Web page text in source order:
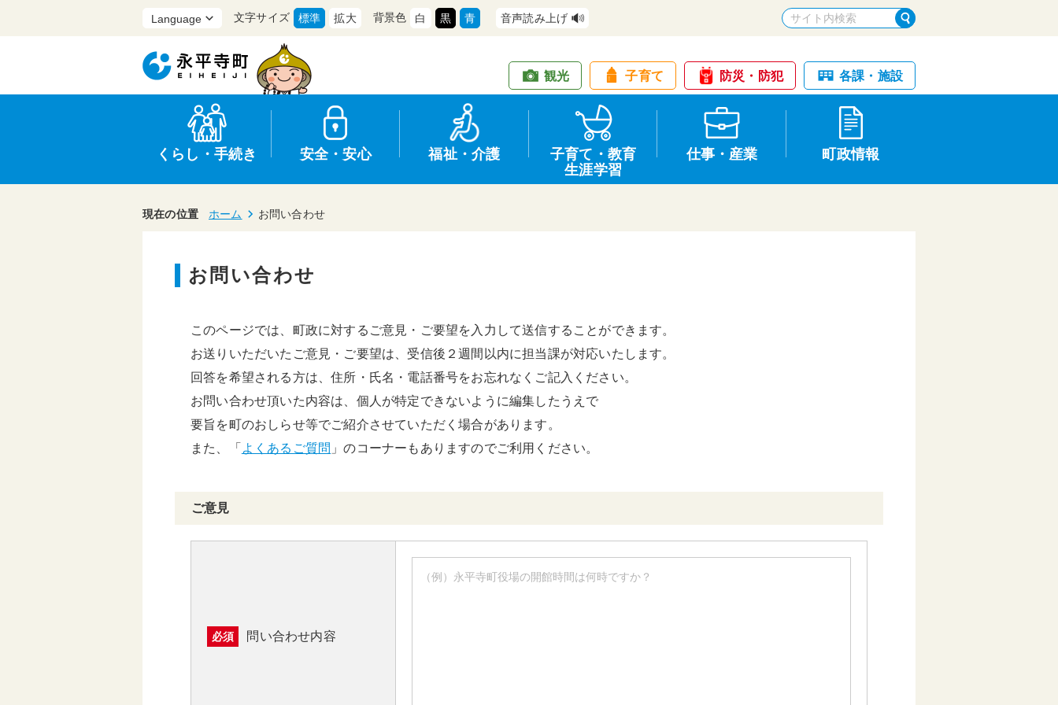
観光 子育て 防災・防犯 各課・施設
くらし・手続き
上水道・下水道
申請書・証明書 支援 環境
安全・安心
防災
福祉・介護
医療
子育て・教育
生涯学習
保育・子育て
仕事・産業
農業・林業・漁業
町政情報
行政
広報 募集 申請手続き
頑張る地方応援プロ
グラム
文字サイズ 標準 拡大 背景色 白 黒 青 音声読み上げ
現在の位置 ホーム お問い合わせ
お問い合わせ
このページでは、町政に対するご意見・ご要望を入力して送信することができます。
お送りいただいたご意見・ご要望は、受信後２週間以内に担当課が対応いたします。
回答を希望される方は、住所・氏名・電話番号をお忘れなくご記入ください。
お問い合わせ頂いた内容は、個人が特定できないように編集したうえで
要旨を町のおしらせ等でご紹介させていただく場合があります。
また、「 よくあるご質問 」のコーナーもありますのでご利用ください。
ご意見
必須 問い合わせ内容